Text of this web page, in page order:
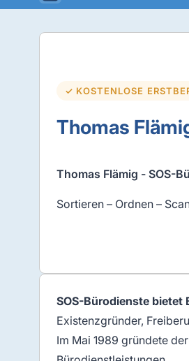
✓ KOSTENLOSE
Thomas
Thomas Flämig - SOS-
Sortieren – Ordnen –
SOS-Bürodienste bietet
Existenzgründer,
Im Mai 1989 gründete